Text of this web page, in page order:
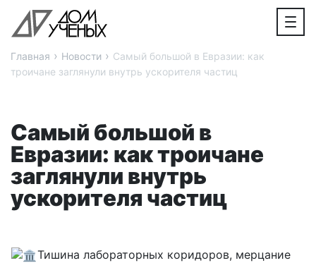
Главная › Новости › Самый большой в Евразии: как
троичане заглянули внутрь ускорителя частиц
Самый большой в
Евразии: как троичане
заглянули внутрь
ускорителя частиц
Тишина лабораторных коридоров, мерцание